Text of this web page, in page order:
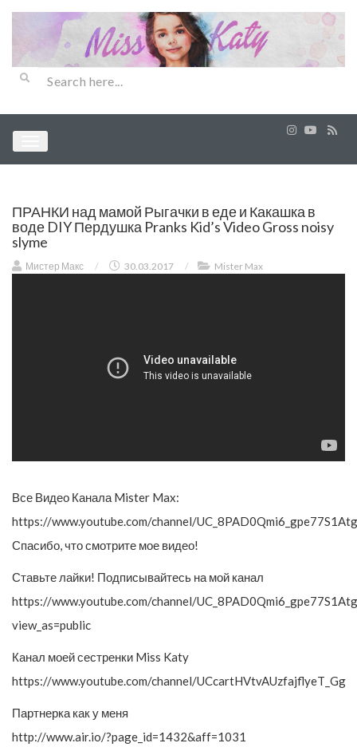
ПРАНКИ над мамой Рыгачки в еде и Какашка в
воде DIY Пердушка Pranks Kid’s Video Gross noisy
slyme
Мистер Макс / 30.03.2017 / Mister Max
Все Видео Канала Mister Max:
https://www.youtube.com/channel/
Спасибо, что смотрите мое видео!
Ставьте лайки! Подписывайтесь на мой канал
https://www.youtube.com/channel/
view_as=public
Канал моей сестренки Miss Katy
https://www.youtube.com/channel/UCcartHVtvAUzfajflyeT_Gg
Партнерка как у меня
http://www.air.io/?page_id=1432&aff=1031